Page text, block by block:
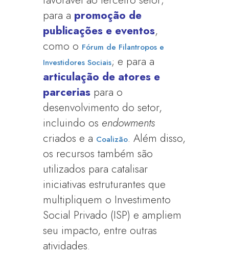
para a promoção de
publicações e eventos,
como o Fórum de Filantropos e
Investidores Sociais; e para a
articulação de atores e
parcerias para o
desenvolvimento do setor,
incluindo os endowments
criados e a Coalizão. Além disso,
os recursos também são
utilizados para catalisar
iniciativas estruturantes que
multipliquem o Investimento
Social Privado (ISP) e ampliem
seu impacto, entre outras
atividades.